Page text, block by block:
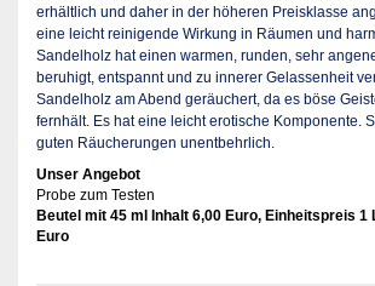
erhältlich und daher in der höheren Preisklasse
eine leicht reinigende Wirkung in Räumen und
Sandelholz hat einen warmen, runden, sehr
beruhigt, entspannt und zu innerer Gelassenheit
Sandelholz am Abend geräuchert, da es böse
fernhält. Es hat eine leicht erotische Komponente.
guten Räucherungen unentbehrlich.
Unser Angebot
Probe zum Testen
Beutel mit 45 ml Inhalt 6,00 Euro, Einheitspreis 1
Euro